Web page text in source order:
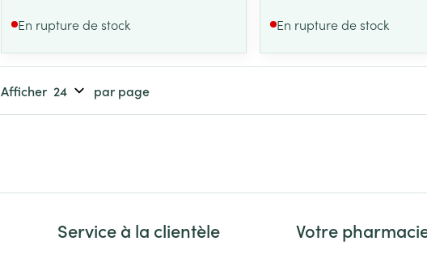
En rupture de stock En rupture de stock
Afficher par page
Service à la clientèle Votre